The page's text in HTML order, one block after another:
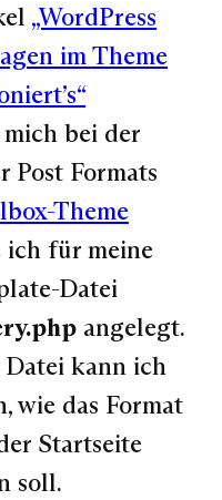
„WordPress
im Theme
bei der
Post Formats
Theme
ich für meine
Datei
angelegt.
kann ich
wie das Format
Startseite
soll.